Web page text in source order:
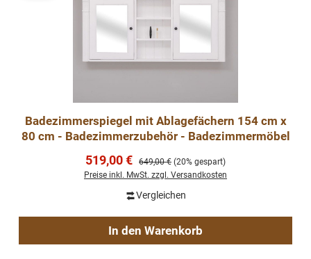
Badezimmerspiegel mit Ablagefächern 154 cm x
80 cm - Badezimmerzubehör - Badezimmermöbel
Verkaufspreis:
519,00 € Regulärer Preis:
649,00 € (20% gespart)
Preise inkl. MwSt. zzgl. Versandkosten
Vergleichen
In den Warenkorb